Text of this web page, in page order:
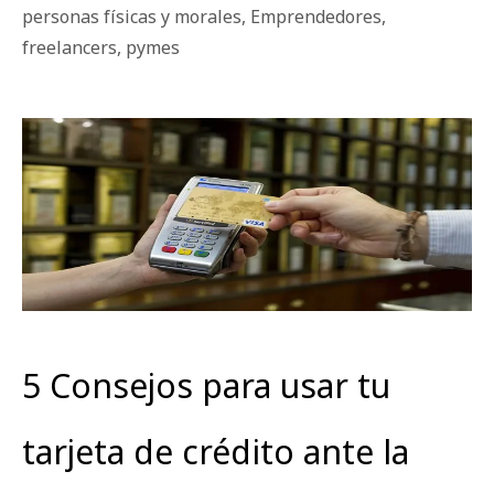
personas físicas y morales, Emprendedores,
freelancers, pymes
5 Consejos para usar tu
tarjeta de crédito ante la